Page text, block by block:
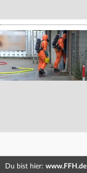
Du bist hier: www.FFH.de